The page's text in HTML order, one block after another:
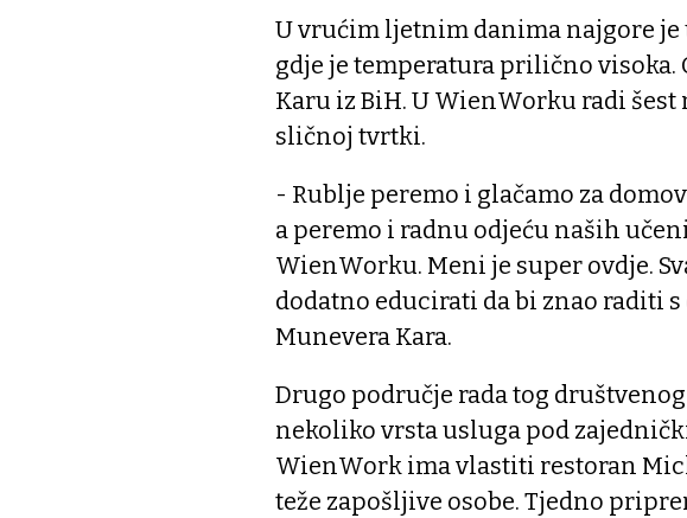
U vrućim ljetnim danima najgore
gdje je temperatura prilično visoka.
Karu iz BiH. U WienWorku radi šest
sličnoj tvrtki.
- Rublje peremo i glačamo za
a peremo i radnu odjeću naših
WienWorku. Meni je super ovdje.
dodatno educirati da bi znao raditi s
Munevera Kara.
Drugo područje rada tog
nekoliko vrsta usluga pod
WienWork ima vlastiti restoran
teže zapošljive osobe. Tjedno